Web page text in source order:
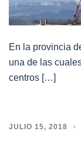
En la provincia
una de las
centros […]
JULIO 15, 2018